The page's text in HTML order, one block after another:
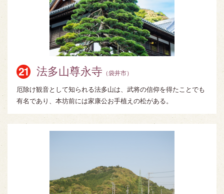
法多山尊永寺 （袋井市）
厄除け観音として知られる法多山は、武将の信仰を得たことでも
有名であり、本坊前には家康公お手植えの松がある。